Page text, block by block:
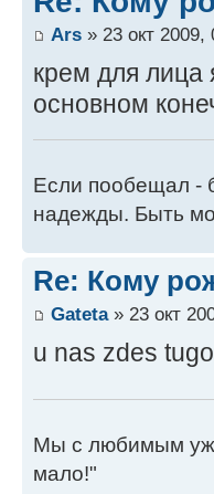
Ars » 23 окт 2009,
крем для лица
основном
Если пообещал -
надежды. Быть
Re: Кому
Gateta» 23 окт
u nas zdes
Мы с любимым уже
мало!"